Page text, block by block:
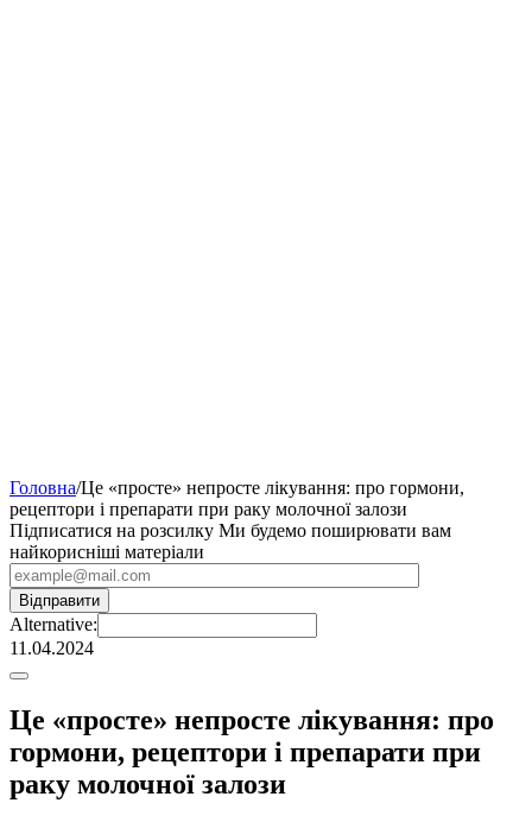
Головна/Це «просте» непросте лікування: про гормони,
рецептори і препарати при раку молочної залози
Підписатися на розсилку Ми будемо поширювати вам
найкорисніші матеріали
Alternative:
11.04.2024
Це «просте» непросте лікування: про
гормони, рецептори і препарати при
раку молочної залози